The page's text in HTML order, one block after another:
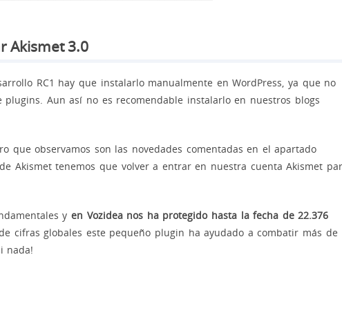
Akismet 3.0
RC1 hay que instalarlo manualmente en WordPress, ya que no
Aun así no es recomendable instalarlo en nuestros blogs
que observamos son las novedades comentadas en el apartado
Akismet tenemos que volver a entrar en nuestra cuenta Akismet
y en Vozidea nos ha protegido hasta la fecha de 22.376
cifras globales este pequeño plugin ha ayudado a combatir más de
nada!